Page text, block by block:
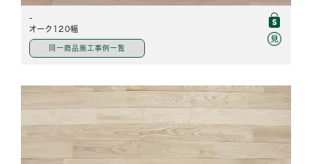
-
オーク120幅
同一商品施工事例一覧